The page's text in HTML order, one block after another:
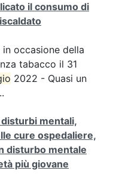
il consumo di
in occasione della
tabacco il 31
2022 - Quasi un
mentali,
cure ospedaliere,
disturbo mentale
più giovane